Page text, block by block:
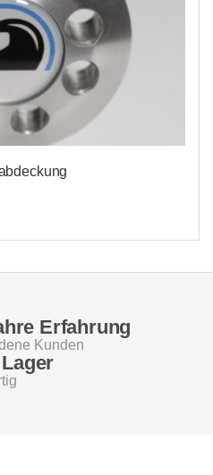
Erfahrung
Kunden